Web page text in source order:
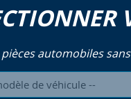
automobiles